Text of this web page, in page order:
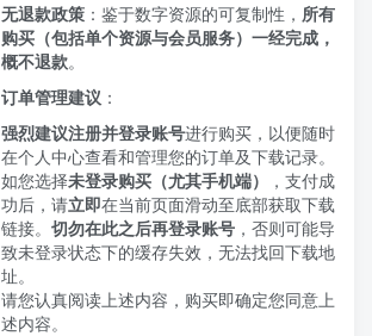
无退款政策 ：鉴于数字资源的可复制性， 所有
购买（包括单个资源与会员服务）一经完成，
概不退款。
订单管理建议 ：
强烈建议注册并登录账号进行购买，以便随时
在个人中心查看和管理您的订单及下载记录。
如您选择未登录购买（尤其手机端）
，支付成
功后，请立即在当前页面滑动至底部获取下载
链接。 切勿在此之后再登录账号 ，否则可能导
致未登录状态下的缓存失效，无法找回下载地
址。
请您认真阅读上述内容，购买即确定您同意上
述内容。